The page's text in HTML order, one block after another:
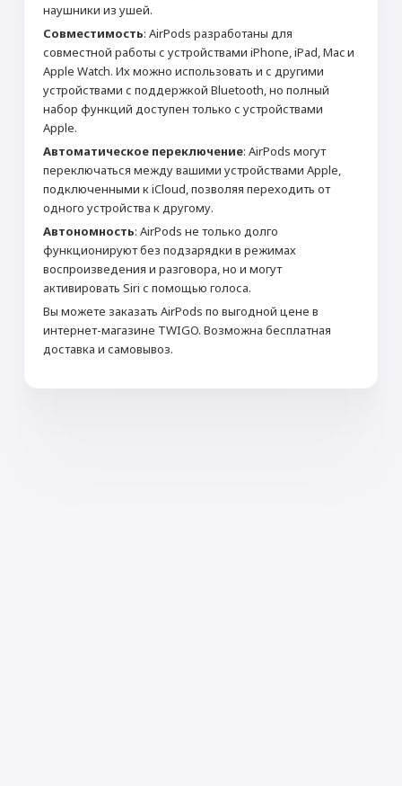
наушники из ушей.
Совместимость: AirPods разработаны для
совместной работы с устройствами iPhone, iPad, Mac и
Apple Watch. Их можно использовать и с другими
устройствами с поддержкой Bluetooth, но полный
набор функций доступен только с устройствами
Apple.
Автоматическое переключение: AirPods могут
переключаться между вашими устройствами Apple,
подключенными к iCloud, позволяя переходить от
одного устройства к другому.
Автономность: AirPods не только долго
функционируют без подзарядки в режимах
воспроизведения и разговора, но и могут
активировать Siri с помощью голоса.
Вы можете заказать AirPods по выгодной цене в
интернет-магазине TWIGO. Возможна бесплатная
доставка и самовывоз.